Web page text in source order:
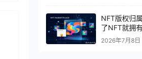
NFT版权归
了NFT就拥
2026年7月8日